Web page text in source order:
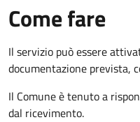
Come fare
Il servizio può essere
documentazione prevista,
Il Comune è tenuto a
dal ricevimento.